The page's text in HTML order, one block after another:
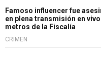
Famoso influencer fue
en plena transmisión en
metros de la Fiscalía
CRIMEN